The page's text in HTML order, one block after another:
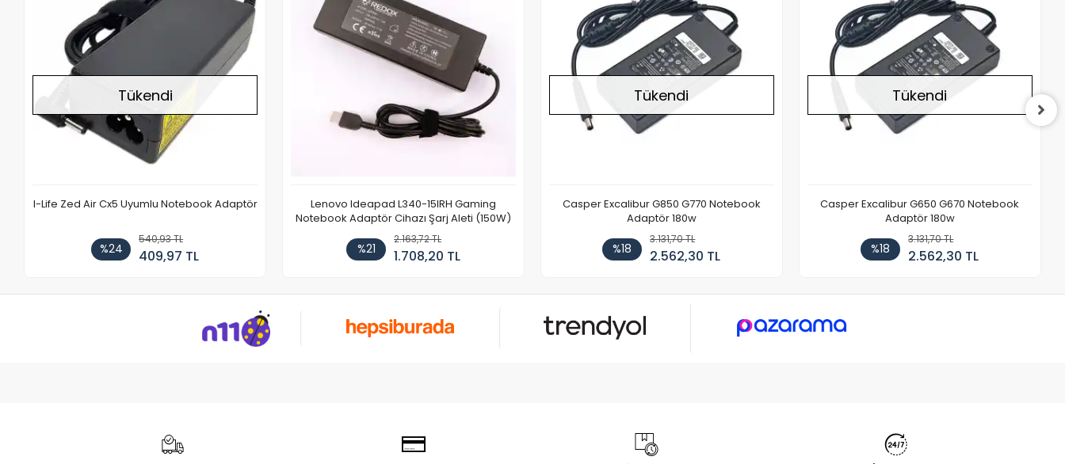
Tükendi
I-Life Zed Air Cx5 Uyumlu Notebook Adaptör
%24
540,93 TL
409,97 TL
Lenovo Ideapad L340-15IRH Gaming
Notebook Adaptör Cihazı Şarj Aleti (150W)
%21
2.163,72 TL
1.708,20 TL
Tükendi
Casper Excalibur G850 G770 Notebook
Adaptör 180w
%18
3.131,70 TL
2.562,30 TL
Tükendi
Casper Excalibur G650 G670 Notebook
Adaptör 180w
%18
3.131,70 TL
2.562,30 TL